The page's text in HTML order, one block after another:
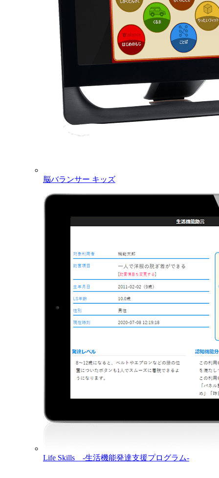
脳バランサー キッズ
Life Skills -生活機能発達支援プログラム-